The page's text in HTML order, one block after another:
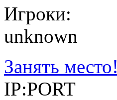
Игроки:
unknown
Занять место!
IP:PORT